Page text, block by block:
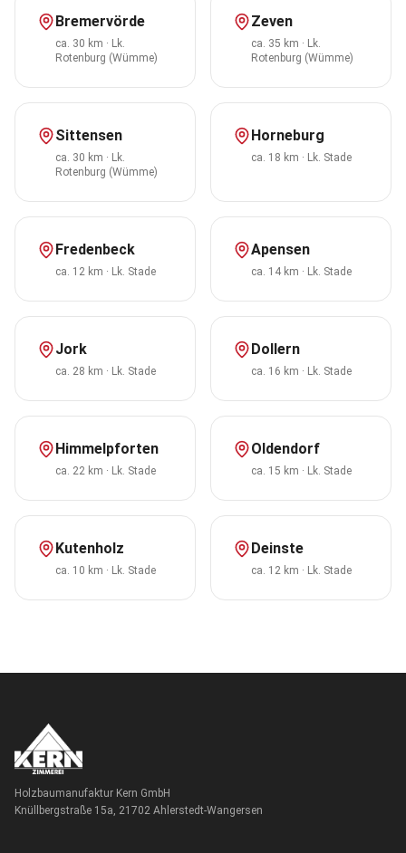
Bremervörde
ca. 30 km · Lk.
Rotenburg (Wümme)
Zeven
ca. 35 km · Lk.
Rotenburg (Wümme)
Sittensen
ca. 30 km · Lk.
Rotenburg (Wümme)
Horneburg
ca. 18 km · Lk. Stade
Fredenbeck
ca. 12 km · Lk. Stade
Apensen
ca. 14 km · Lk. Stade
Jork
ca. 28 km · Lk. Stade
Dollern
ca. 16 km · Lk. Stade
Himmelpforten
ca. 22 km · Lk. Stade
Oldendorf
ca. 15 km · Lk. Stade
Kutenholz
ca. 10 km · Lk. Stade
Deinste
ca. 12 km · Lk. Stade
Holzbaumanufaktur Kern GmbH
Knüllbergstraße 15a, 21702 Ahlerstedt-Wangersen